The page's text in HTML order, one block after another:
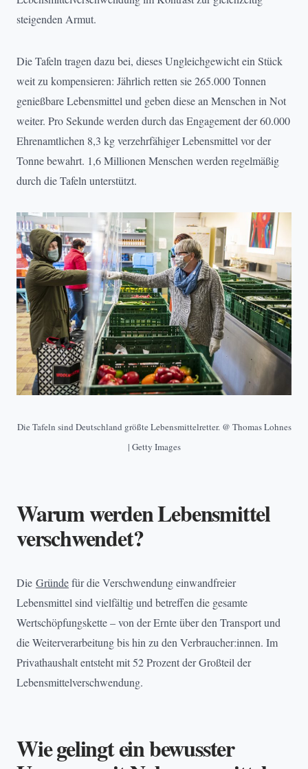
steigenden Armut.
Die Tafeln tragen dazu bei, dieses Ungleichgewicht ein Stück
weit zu kompensieren: Jährlich retten sie 265.000 Tonnen
genießbare Lebensmittel und geben diese an Menschen in Not
weiter. Pro Sekunde werden durch das Engagement der 60.000
Ehrenamtlichen 8,3 kg verzehrfähiger Lebensmittel vor der
Tonne bewahrt. 1,6 Millionen Menschen werden regelmäßig
durch die Tafeln unterstützt.
Die Tafeln sind Deutschland größte Lebensmittelretter. @ Thomas Lohnes
| Getty Images
Warum werden Lebensmittel
verschwendet?
Die Gründefür die Verschwendung einwandfreier
Lebensmittel sind vielfältig und betreffen die gesamte
Wertschöpfungskette – von der Ernte über den Transport und
die Weiterverarbeitung bis hin zu den Verbraucher:innen. Im
Privathaushalt entsteht mit 52 Prozent der Großteil der
Lebensmittelverschwendung.
Wie gelingt ein bewusster